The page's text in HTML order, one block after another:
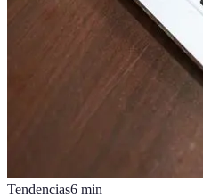
Tendencias6 min